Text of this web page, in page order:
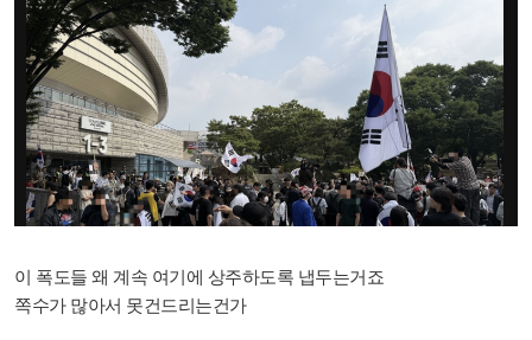
이 폭도들 왜 계속 여기에 상주하도록 냅두는거죠
쪽수가 많아서 못건드리는건가